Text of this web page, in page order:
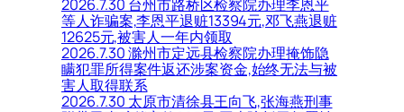
2026.7.30 台州市路桥区检察院办理李恩平
等人诈骗案,李恩平退赃13394元,邓飞燕退赃
12625元,被害人一年内领取
2026.7.30 滁州市定远县检察院办理掩饰隐
瞒犯罪所得案件返还涉案资金,始终无法与被
害人取得联系
2026.7.30 太原市清徐县王向飞,张海燕刑事